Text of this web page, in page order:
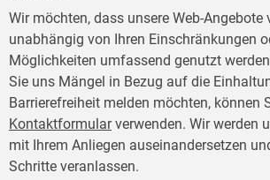
Wir möchten, dass unsere Web-Angebote
unabhängig von Ihren Einschränkungen
Möglichkeiten umfassend genutzt
Sie uns Mängel in Bezug auf die
Barrierefreiheit melden möchten, können
Kontaktformularverwenden. Wir werden
mit Ihrem Anliegen auseinandersetzen
Schritte veranlassen.